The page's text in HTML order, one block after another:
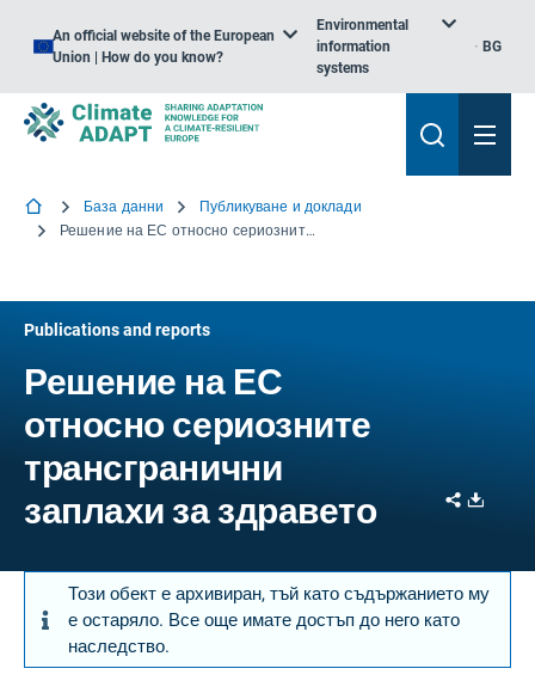
An official website of the European
Union | How do you know?
Environmental
information
systems
BG
База данни
Публикуване и доклади
Решение на ЕС относно сериозните трансгранични заплахи за здравето
Publications and reports
Решение на ЕС
относно сериозните
трансгранични
заплахи за здравето
Share
Този обект е архивиран, тъй като съдържанието му
е остаряло. Все още имате достъп до него като
наследство.